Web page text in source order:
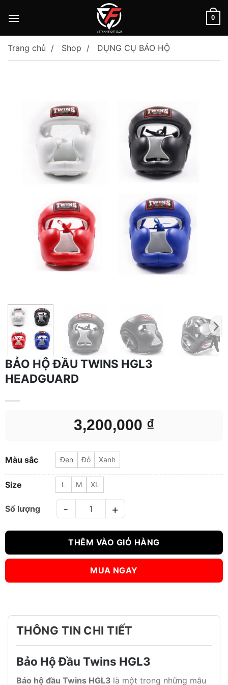
0
Trang chủ Shop DỤNG CỤ BẢO HỘ
BẢO HỘ ĐẦU TWINS HGL3
HEADGUARD
3,200,000 ₫
Màu sắc Đen Đỏ Xanh
Size L M XL
BẢO HỘ ĐẦU TWINS HGL3 HEADGUARD số lượng
THÊM VÀO GIỎ HÀNG
MUA NGAY
THÔNG TIN CHI TIẾT
Bảo Hộ Đầu Twins HGL3
Bảo hộ đầu Twins HGL3 là một trong những mẫu